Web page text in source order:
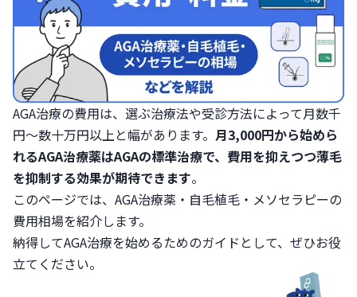
AGA治療の費用は、選ぶ治療法や受診方法によって月数千
円〜数十万円以上と幅があります。 月3,000円から始めら
れるAGA治療薬はAGAの標準治療で、費用を抑えつつ薄毛
を抑制する効果が期待できます。
このページでは、AGA治療薬・自毛植毛・メソセラピーの
費用相場を紹介します。
納得してAGA治療を始めるためのガイドとして、ぜひお役
立てください。